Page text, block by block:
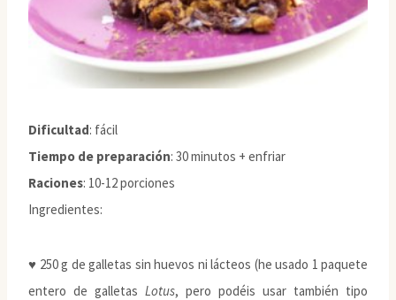
Dificultad: fácil
Tiempo de preparación: 30 minutos + enfriar
Raciones: 10-12 porciones
Ingredientes:
♥ 250 g de galletas sin huevos ni lácteos (he usado 1 paquete
entero de galletas Lotus, pero podéis usar también tipo